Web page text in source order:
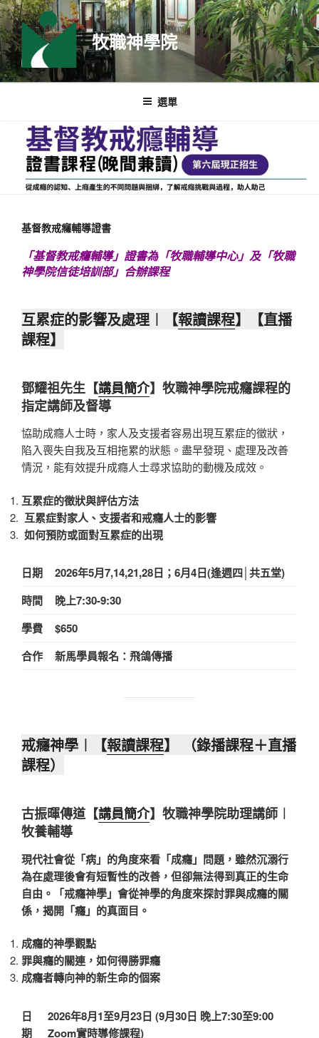
跳
至
主
要
內
牧職神學院
選單
基督教戒癮輔導證書
「基督教戒癮輔導」證書為「牧職輔導中心」及「牧職
神學院信徒培訓部」 合辦課程
互累症的影響及處理︱【報讀課程】【直播
課程】
鄧耀祖先生【講員簡介】牧職神學院戒癮課程的
指定講師及督導
協助成癮人士時，家人及支援者容易出現互累症的徵狀，
陷入喪失自我及互相拖累的狀態。盡早發現、處理及改善
情況，能有效提升成癮人士尋求協助的動機及成效。
互累症的徵狀與評估方法
互累症對家人、支援者和戒癮人士的影響
如何預防或面對互累症的出現
日期
2026年5月7,14,21,28日；6月4日(逢週四│共五堂)
時間
晚上7:30-9:30
學費
$650
合作
新馬學員報名：飛鴿傳播
戒癮神學 ︱ 【報讀課程】
（錄播課程＋直播
課程）
古振暉傳道【講員簡介】牧職神學院助理講師︱
牧養輔導
現代社會從「病」的角度來看「成癮」問題，雖然沉溺行
為在處理後會有短暫性的改善，但卻無法得到真正的生命
自由。「戒癮神學」會從神學的角度來探討罪與成癮的關
係，揭開「癮」的真面目。
成癮的神學觀點
罪與癮的關連，如何得勝罪癮
成癮者轉向神的新生命的個案
日
期
2026年8月1至9月23日 (9月30日 晚上7:30至9:00
Zoom實時導修課程)